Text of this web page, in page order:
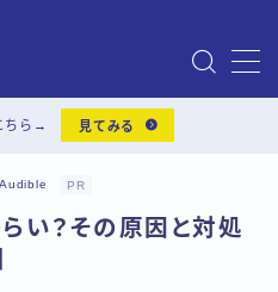
ちら→ 見てみる
Audible PR
い？その原因と対処